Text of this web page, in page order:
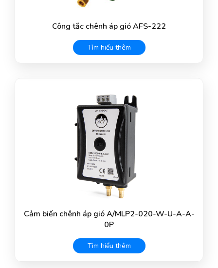
Công tắc chênh áp gió AFS-222
Tìm hiểu thêm
Cảm biến chênh áp gió A/MLP2-020-W-U-A-A-
0P
Tìm hiểu thêm